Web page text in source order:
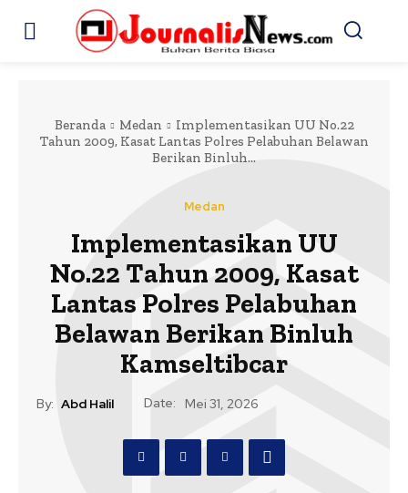
Beranda Medan
Implementasikan UU No.22
Tahun 2009, Kasat Lantas Polres Pelabuhan Belawan
Berikan Binluh...
Medan
Implementasikan UU
No.22 Tahun 2009, Kasat
Lantas Polres Pelabuhan
Belawan Berikan Binluh
Kamseltibcar
By: Abd Halil Date: Mei 31, 2026